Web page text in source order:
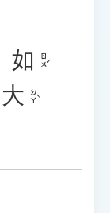
如 ㄖㄨˊ
大 ㄉㄚˋ